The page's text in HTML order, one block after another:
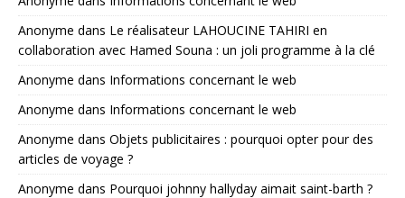
Anonyme dans Le réalisateur LAHOUCINE TAHIRI en
collaboration avec Hamed Souna : un joli programme à la clé
Anonyme dans Informations concernant le web
Anonyme dans Informations concernant le web
Anonyme dans Objets publicitaires : pourquoi opter pour des
articles de voyage ?
Anonyme dans Pourquoi johnny hallyday aimait saint-barth ?